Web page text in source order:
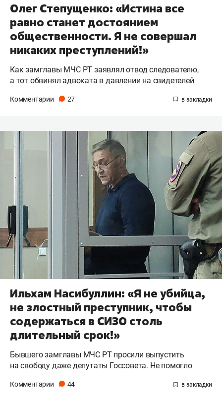
Олег Степущенко: «Истина все
равно станет достоянием
общественности. Я не совершал
никаких преступлений!»
Как замглавы МЧС РТ заявлял отвод следователю,
а тот обвинял адвоката в давлении на свидетелей
Комментарии 27
Ильхам Насибуллин: «Я не убийца,
не злостный преступник, чтобы
содержаться в СИЗО столь
длительный срок!»
Бывшего замглавы МЧС РТ просили выпустить
на свободу даже депутаты Госсовета. Не помогло
Комментарии 44